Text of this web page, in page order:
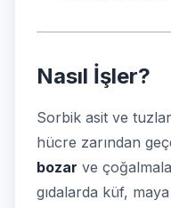
Nasıl İşler?
Sorbik asit ve
hücre zarından
bozar ve
gıdalarda küf,